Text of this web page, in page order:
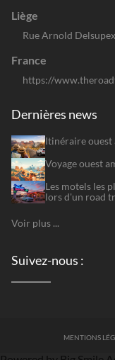
Liège
Rue Arnold
France
https://
Dernières news
Itinéraire ouest
Voyage ouest
Les motels les
lors d'un road
Voir plus ...
Suivez-nous :
MENTIONS